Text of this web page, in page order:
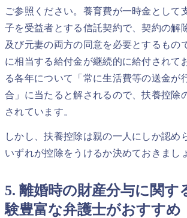
ご参照ください。養育費が一時金として
子を受益者とする信託契約で、契約の解
及び元妻の両方の同意を必要とするもの
に相当する給付金が継続的に給付されて
る各年について「常に生活費等の送金が
合」に当たると解されるので、扶養控除
されています。
しかし、扶養控除は親の一人にしか認め
いずれが控除をうけるか決めておきまし
5. 離婚時の財産分与に関す
験豊富な弁護士がおすすめ